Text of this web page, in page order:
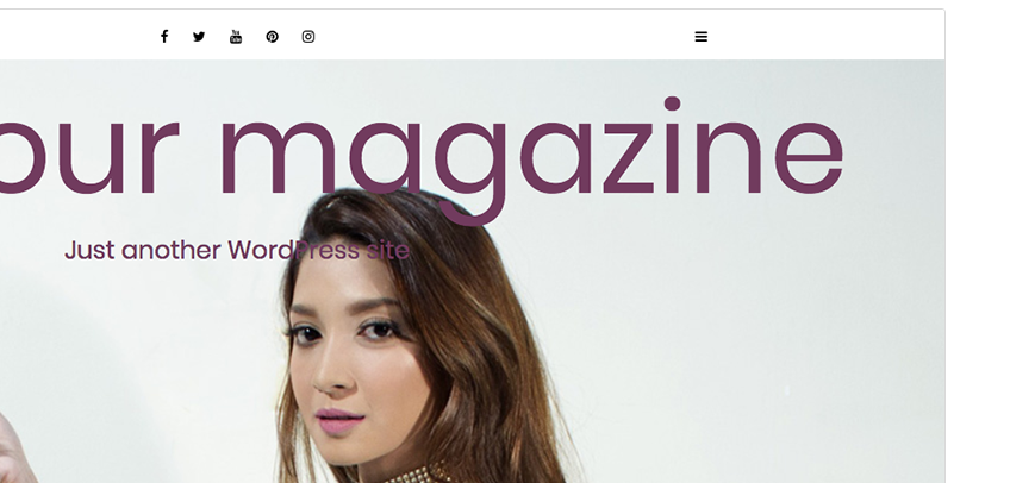
Ενεργές εγκαταστάσεις
Έκδοση WordPress
Έκδοση ΡΗΡ
Αρχική σελίδα θέματος